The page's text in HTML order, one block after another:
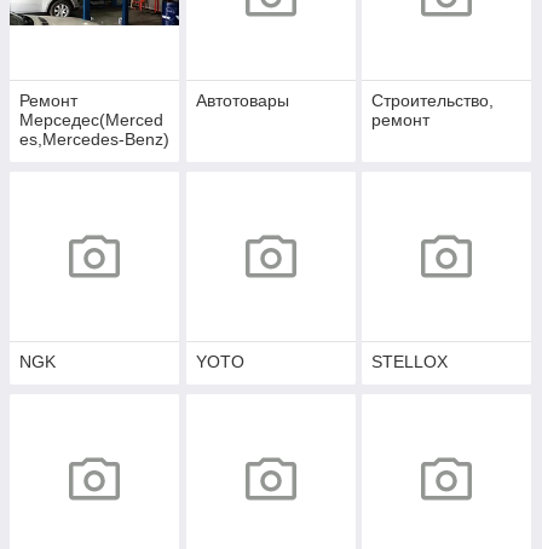
Ремонт
Мерседес(Merced
es,Mercedes-Benz)
Автотовары
Строительство,
ремонт
NGK YOTO STELLOX